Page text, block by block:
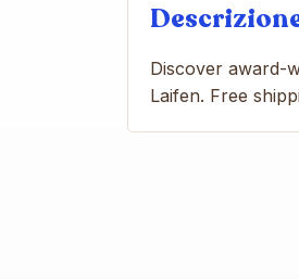
Discover award-
Laifen. Free